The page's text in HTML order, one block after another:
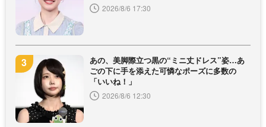
2026/8/6 17:30
あの、美脚際立つ黒の“ミニ丈ドレス”姿…あ
ごの下に手を添えた可憐なポーズに多数の
「いいね！」
2026/8/6 12:30